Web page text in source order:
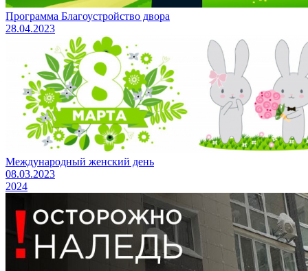
Программа Благоустройство двора
28.04.2023
Международный женский день
08.03.2023
2024